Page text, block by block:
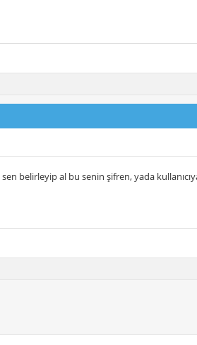
belirleyip al bu senin şifren, yada